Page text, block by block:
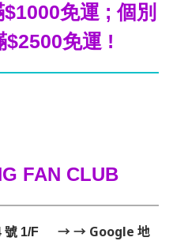
免運 ; 個別
$2500免運 !
FAN CLUB
號 1/F
→ → Google 地